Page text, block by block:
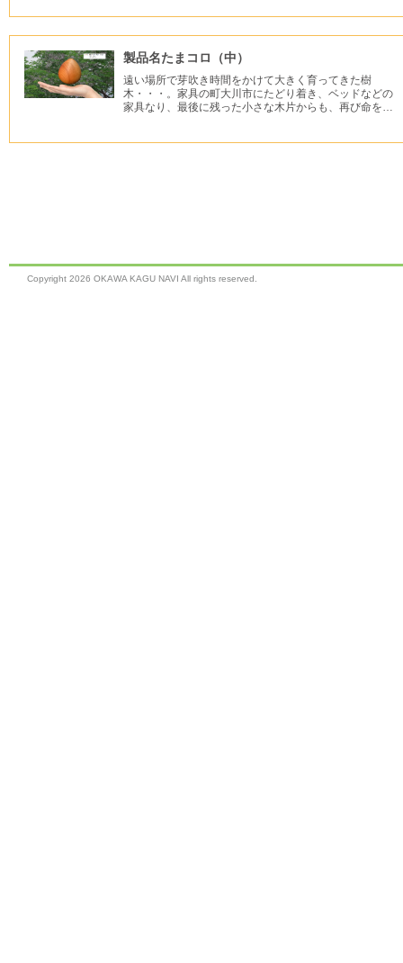
製品名たまコロ（中）
遠い場所で芽吹き時間をかけて大きく育ってきた樹
木・・・。家具の町大川市にたどり着き、ベッドなどの
家具なり、最後に残った小さな木片からも、再び命を…
Copyright 2026 OKAWA KAGU NAVI All rights reserved.